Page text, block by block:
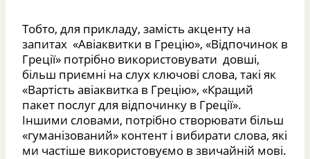
Тобто, для прикладу, замість акценту на
запитах «Авіаквитки в Грецію», «Відпочинок в
Греції» потрібно використовувати довші,
більш приємні на слух ключові слова, такі як
«Вартість авіаквитка в Грецію», «Кращий
пакет послуг для відпочинку в Греції».
Іншими словами, потрібно створювати більш
«гуманізований» контент і вибирати слова, які
ми частіше використовуємо в звичайній мові.